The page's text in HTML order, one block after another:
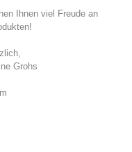
Ihnen viel Freude an
Grohs